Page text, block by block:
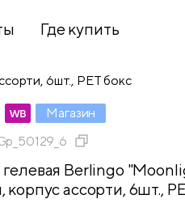
Где купить
6шт., PET бокс
Магазин
гелевая Berlingo
корпус ассорти, 6шт.,